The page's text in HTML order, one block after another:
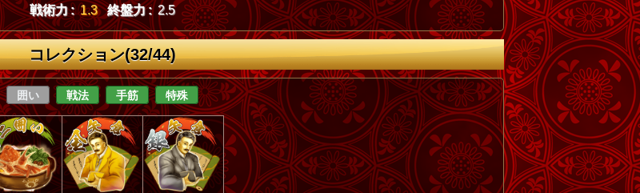
戦術力 : 1.3 終盤力 : 2.5
コレクション(32/44)
囲い 戦法 手筋 特殊